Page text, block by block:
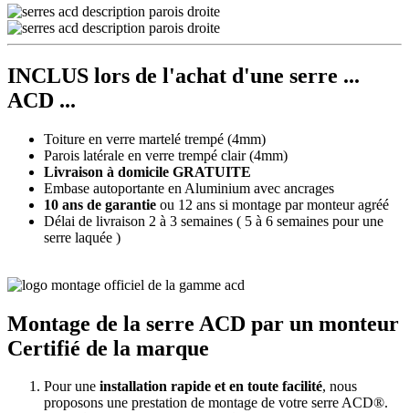
INCLUS lors de l'achat d'une serre ...
ACD ...
Toiture en verre martelé trempé (4mm)
Parois latérale en verre trempé clair (4mm)
Livraison à domicile GRATUITE
Embase autoportante en Aluminium avec ancrages
10 ans de garantie ou 12 ans si montage par monteur agréé
Délai de livraison 2 à 3 semaines ( 5 à 6 semaines pour une
serre laquée )
Montage de la serre ACD par un monteur
Certifié de la marque
Pour une installation rapide et en toute facilité, nous
proposons une prestation de montage de votre serre ACD®.